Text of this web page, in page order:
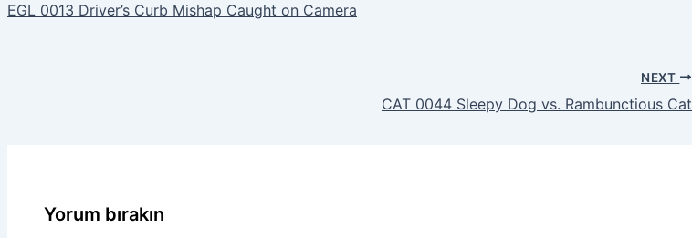
EGL 0013 Driver’s Curb Mishap Caught on Camera
NEXT
CAT 0044 Sleepy Dog vs. Rambunctious Cat
Yorum bırakın